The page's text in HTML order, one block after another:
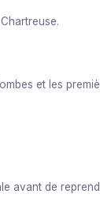
et les
avant de